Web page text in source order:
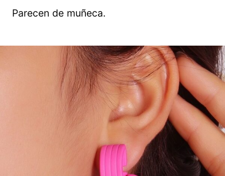
Parecen de muñeca.